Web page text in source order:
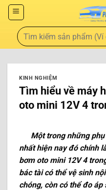
KINH NGHIỆM
Tìm hiểu về máy
oto mini 12V 4
Một trong những phụ
nhất hiện nay đó chính
bơm oto mini 12V 4
bác tài có thể vệ sinh
chóng, còn có thể đo